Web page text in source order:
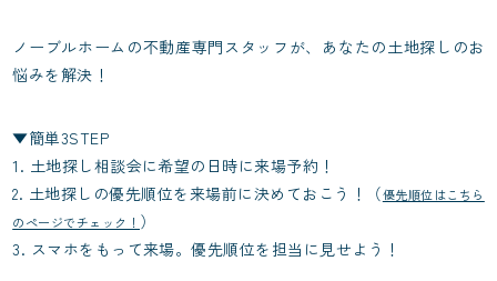
ノーブルホームの不動産専門スタッフが、あなたの土地探しのお
悩みを解決！
▼簡単3STEP
1. 土地探し相談会に希望の日時に来場予約！
2. 土地探しの優先順位を来場前に決めておこう！（優先順位はこちら
のページでチェック！ ）
3. スマホをもって来場。優先順位を担当に見せよう！